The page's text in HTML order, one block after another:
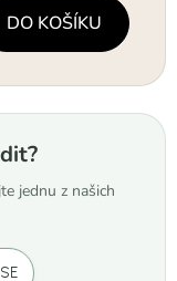
DO KOŠÍKU
jednu z našich